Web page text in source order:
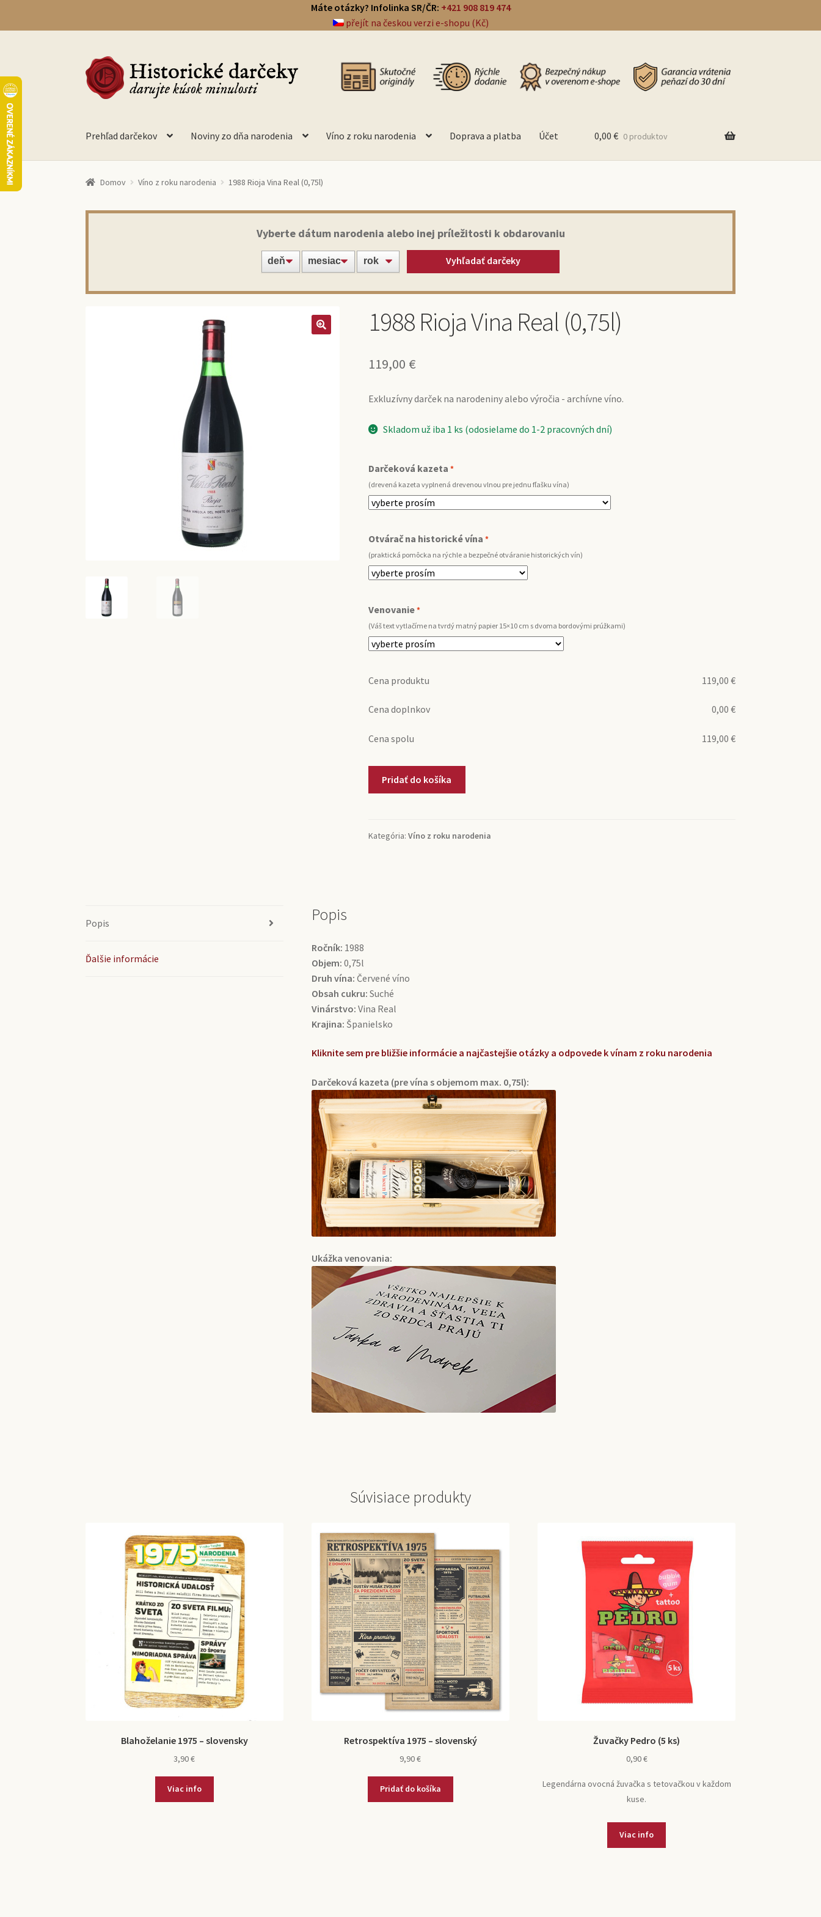
Máte otázky? Infolinka SR/ČR: +421 908 819 474
přejít na českou verzi e-shopu (Kč)
Preskočiť
na
navigáciu
Preskočiť
na
obsah
Prehľad darčekov Noviny zo dňa narodenia Víno z roku narodenia Doprava a platba Účet 0,00 € 0 produktov
Domov Víno z roku narodenia 1988 Rioja Vina Real (0,75l)
Vyberte dátum narodenia alebo inej príležitosti k obdarovaniu
Vyhľadať darčeky
1988 Rioja Vina Real (0,75l)
119,00 €
Exkluzívny darček na narodeniny alebo výročia - archívne víno.
Skladom už iba 1 ks (odosielame do 1-2 pracovných dní)
Darčeková kazeta *
(drevená kazeta vyplnená drevenou vlnou pre jednu fľašku vína)
Otvárač na historické vína *
(praktická pomôcka na rýchle a bezpečné otváranie historických vín)
Venovanie*
(Váš text vytlačíme na tvrdý matný papier 15×10 cm s dvoma bordovými prúžkami)
Cena produktu 119,00 €
Cena doplnkov 0,00 €
Cena spolu 119,00 €
množstvo
Real
Pridať do košíka
Kategória: Víno z roku narodenia
Popis
Ďalšie informácie
Popis
Ročník: 1988
Objem: 0,75l
Druh vína: Červené víno
Obsah cukru: Suché
Vinárstvo: Vina Real
Krajina: Španielsko
Kliknite sem pre bližšie informácie a najčastejšie otázky a odpovede k vínam z roku narodenia
Darčeková kazeta (pre vína s objemom max. 0,75l):
Ukážka venovania:
Súvisiace produkty
Blahoželanie 1975 – slovensky
3,90€
Viac info
Retrospektíva 1975 – slovenský
9,90€
Pridať do košíka
Žuvačky Pedro (5 ks)
0,90€
Legendárna ovocná žuvačka s tetovačkou v každom
kuse.
Viac info